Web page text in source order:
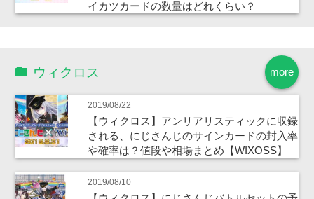
イカツカードの数量はどれくらい？
more
ウィクロス
2019/08/22
【ウィクロス】アンリアリスティックに収録
される、にじさんじのサインカードの封入率
や確率は？値段や相場まとめ【WIXOSS】
2019/08/10